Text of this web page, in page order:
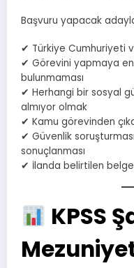
Başvuru yapacak
✔ Türkiye Cumhuriyeti
✔ Görevini yapmaya
bulunmaması
✔ Herhangi bir sosyal
almıyor olmak
✔ Kamu görevinden
✔ Güvenlik
sonuçlanması
✔ İlanda belirtilen
KPSS